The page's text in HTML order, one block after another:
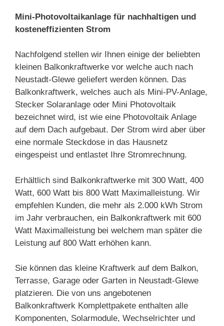
Mini-Photovoltaikanlage für nachhaltigen und
kosteneffizienten Strom
Nachfolgend stellen wir Ihnen einige der beliebten
kleinen Balkonkraftwerke vor welche auch nach
Neustadt-Glewe geliefert werden können. Das
Balkonkraftwerk, welches auch als Mini-PV-Anlage,
Stecker Solaranlage oder Mini Photovoltaik
bezeichnet wird, ist wie eine Photovoltaik Anlage
auf dem Dach aufgebaut. Der Strom wird aber über
eine normale Steckdose in das Hausnetz
eingespeist und entlastet Ihre Stromrechnung.
Erhältlich sind Balkonkraftwerke mit 300 Watt, 400
Watt, 600 Watt bis 800 Watt Maximalleistung. Wir
empfehlen Kunden, die mehr als 2.000 kWh Strom
im Jahr verbrauchen, ein Balkonkraftwerk mit 600
Watt Maximalleistung bei welchem man später die
Leistung auf 800 Watt erhöhen kann.
Sie können das kleine Kraftwerk auf dem Balkon,
Terrasse, Garage oder Garten in Neustadt-Glewe
platzieren. Die von uns angebotenen
Balkonkraftwerk Komplettpakete enthalten alle
Komponenten, Solarmodule, Wechselrichter und